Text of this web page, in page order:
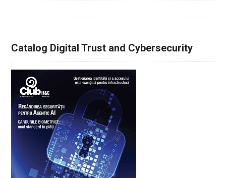
Catalog Digital Trust and Cybersecurity